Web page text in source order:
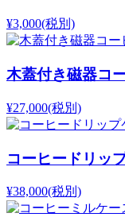
¥3,000(税別)
木蓋付き磁器コ
¥27,000(税別)
コーヒードリッ
¥38,000(税別)